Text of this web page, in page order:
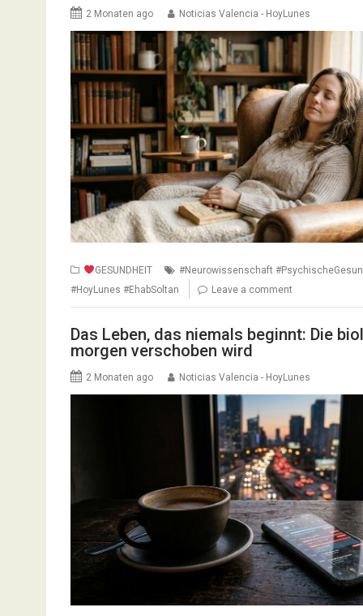
2 Monaten ago Noticias Valencia - HoyLunes
GESUNDHEIT
#Neurowissenschaft
#HoyLunes #EhabSoltan
Leave a comment
Das Leben, das niemals beginnt: Die
morgen verschoben wird
2 Monaten ago Noticias Valencia - HoyLunes